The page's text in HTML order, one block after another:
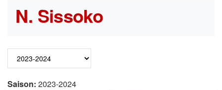
N. Sissoko
Saison: 2023-2024